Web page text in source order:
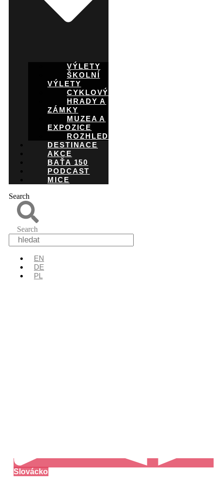
VÝLETY
ŠKOLNÍ
VÝLETY
CYKLOVÝLETY
HRADY A
ZÁMKY
MUZEA A
EXPOZICE
ROZHLEDNY
DESTINACE
AKCE
BAŤA 150
PODCAST
MICE
Search
Search
EN
DE
PL
Slovácko